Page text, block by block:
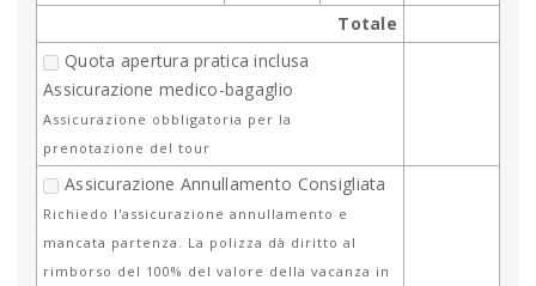
Totale
Quota apertura pratica inclusa
Assicurazione medico-bagaglio
Assicurazione obbligatoria per la
prenotazione del tour
Assicurazione Annullamento Consigliata
Richiedo l'assicurazione annullamento e
mancata partenza. La polizza dà diritto al
rimborso del 100% del valore della vacanza in